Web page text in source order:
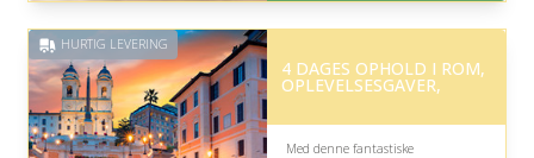
på 4.5 ud af 5
HURTIG LEVERING
4 DAGES OPHOLD I ROM,
OPLEVELSESGAVER,
Med denne fantastiske